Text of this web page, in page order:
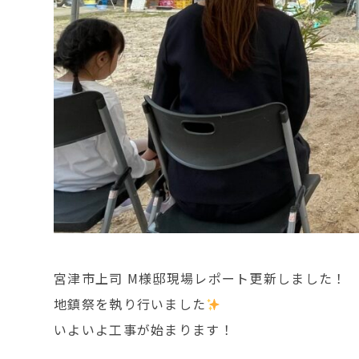
宮津市上司 M様邸現場レポート更新しました！
地鎮祭を執り行いました
いよいよ工事が始まります！